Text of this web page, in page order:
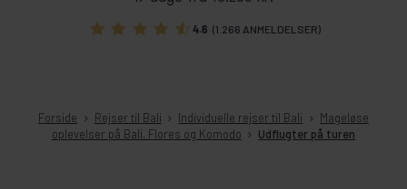
4.6 (1.266 ANMELDELSER)
Forside Rejser til Bali Individuelle rejser til Bali
Mageløse
oplevelser på Bali, Flores og Komodo
Udflugter på turen